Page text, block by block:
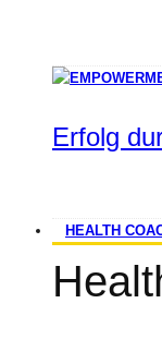
Erfolg
HEALTH